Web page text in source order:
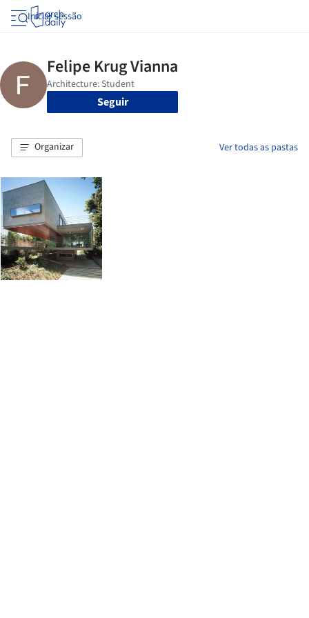
Iniciar sessão
Seguir
Organizar Ver todas as pastas